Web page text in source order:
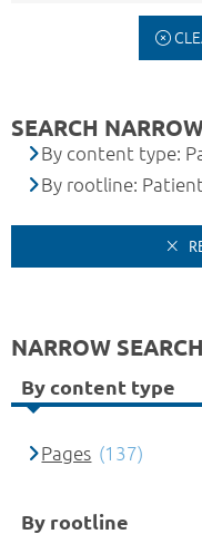
SEARCH
By content type:
By rootline:
NARROW SEARCH
By content type
Pages (137)
By rootline